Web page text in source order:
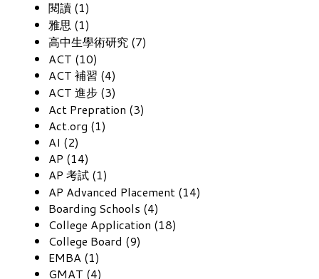
閱讀 (1)
雅思 (1)
高中生學術研究 (7)
ACT (10)
ACT 補習 (4)
ACT 進步 (3)
Act Prepration (3)
Act.org (1)
AI (2)
AP (14)
AP 考試 (1)
AP Advanced Placement (14)
Boarding Schools (4)
College Application (18)
College Board (9)
EMBA (1)
GMAT (4)